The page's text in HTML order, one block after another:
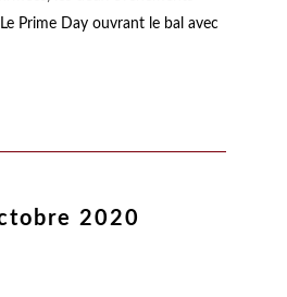
Prime Day ouvrant le bal avec
2020